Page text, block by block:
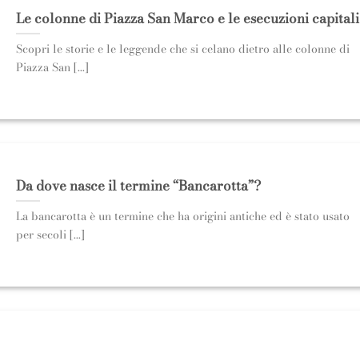
Le colonne di Piazza San Marco e le esecuzioni capitali
Scopri le storie e le leggende che si celano dietro alle colonne di
Piazza San [...]
Da dove nasce il termine “Bancarotta”?
La bancarotta è un termine che ha origini antiche ed è stato usato
per secoli [...]